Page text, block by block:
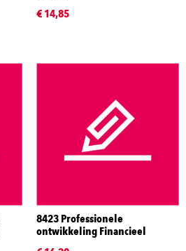
€ 14,85
8423 Professionele
ontwikkeling Financieel